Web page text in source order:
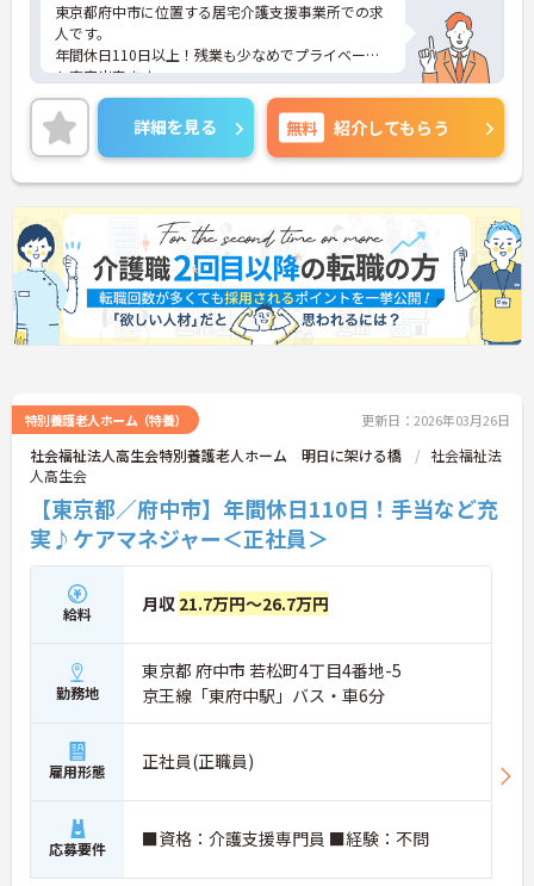
東京都府中市に位置する居宅介護支援事業所での求
人です。
年間休日110日以上！残業も少なめでプライベート
も充実出来ます。
ご興味のある方は、お気軽にお問い合わせくださ
い。
詳細を見る 無料 紹介してもらう
特別養護老人ホーム（特養） 更新日：2026年03月26日
社会福祉法人高生会特別養護老人ホーム 明日に架ける橋
社会福祉法
人高生会
【東京都／府中市】年間休日110日！手当など充
実♪ケアマネジャー＜正社員＞
給料 月収 21.7万円～26.7万円
勤務地
東京都 府中市 若松町4丁目4番地-5
京王線「東府中駅」バス・車6分
雇用形態 正社員(正職員)
応募要件 ■資格：介護支援専門員 ■経験：不問